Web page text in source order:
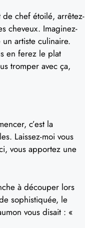
de chef étoilé, arrêtez-
cheveux. Imaginez-
artiste culinaire.
en ferez le plat
tromper avec ça,
c’est la
Laissez-moi vous
vous apportez une
à découper lors
sophistiquée, le
vous disait : «